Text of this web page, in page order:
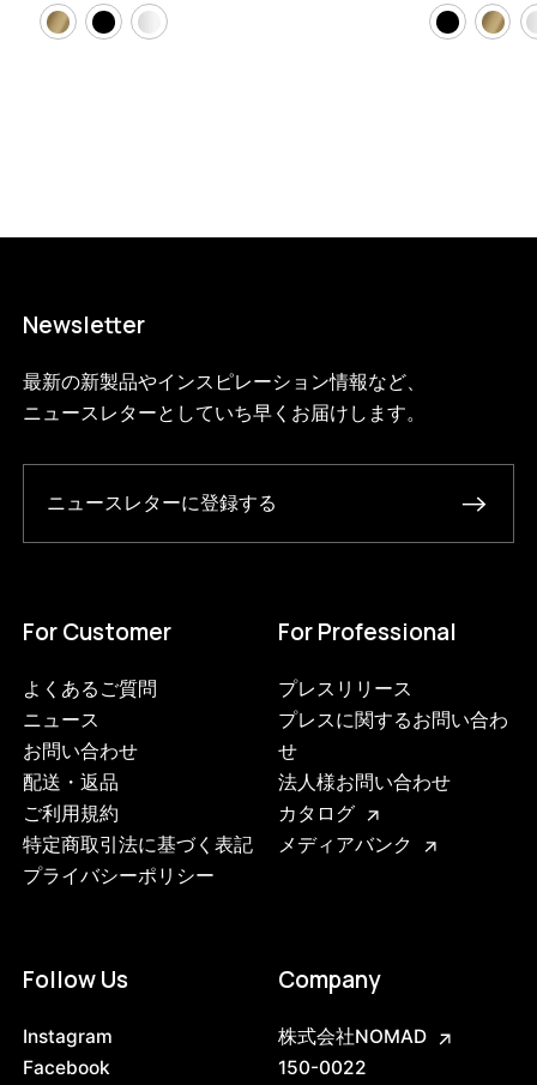
200-3-e?variant=46592216858856
S.200.3.E.BL.BL
0
Newsletter
最新の新製品やインスピレーション情報など、
ニュースレターとしていち早くお届けします。
ニュースレターに登録する
For Customer
よくあるご質問
ニュース
お問い合わせ
配送・返品
ご利用規約
特定商取引法に基づく表記
プライバシーポリシー
For Professional
プレスリリース
プレスに関するお問い合わ
せ
法人様お問い合わせ
カタログ
メディアバンク
Follow Us
Instagram
Facebook
Company
株式会社NOMAD
150-0022